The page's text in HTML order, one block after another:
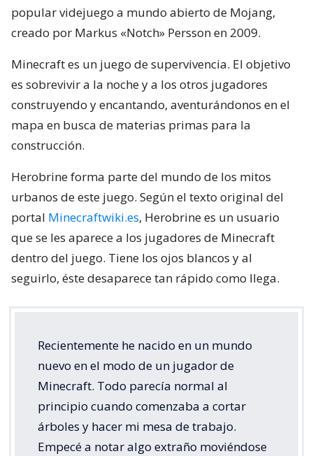
popular videjuego a mundo abierto de Mojang,
creado por Markus «Notch» Persson en 2009.
Minecraft es un juego de supervivencia. El objetivo
es sobrevivir a la noche y a los otros jugadores
construyendo y encantando, aventurándonos en el
mapa en busca de materias primas para la
construcción.
Herobrine forma parte del mundo de los mitos
urbanos de este juego. Según el texto original del
portal Minecraftwiki.es, Herobrine es un usuario
que se les aparece a los jugadores de Minecraft
dentro del juego. Tiene los ojos blancos y al
seguirlo, éste desaparece tan rápido como llega.
Recientemente he nacido en un mundo
nuevo en el modo de un jugador de
Minecraft. Todo parecía normal al
principio cuando comenzaba a cortar
árboles y hacer mi mesa de trabajo.
Empecé a notar algo extraño moviéndose